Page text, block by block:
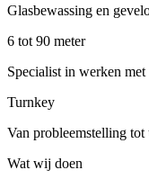
Glasbewassing en
6 tot 90 meter
Specialist in werken
Turnkey
Van probleemstelling
Wat wij doen